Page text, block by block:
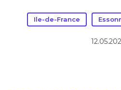
Ile-de-France